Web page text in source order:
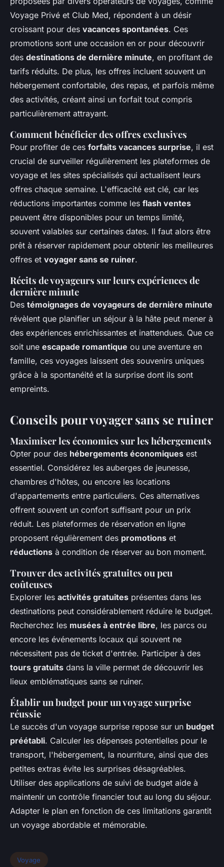
Voyage Privé et Club Med, répondent à un désir
croissant pour des vacances spontanées. Ces
promotions sont une occasion en or pour découvrir
des destinations de dernière minute, en profitant de
tarifs réduits. De plus, les offres incluent souvent un
hébergement confortable, des repas, et parfois même
des activités, créant ainsi un forfait tout compris
particulièrement attrayant.
Comment bénéficier des offres exclusives
Pour profiter de ces forfaits vacances surprise, il est
crucial de surveiller régulièrement les plateformes de
voyage et les sites spécialisés qui actualisent leurs
offres chaque semaine. L'efficacité est clé, car les
réductions importantes comme les flash ventes
peuvent être disponibles pour un temps limité,
souvent valables sur certaines dates. Il faut alors être
prêt à réserver rapidement pour obtenir les meilleures
offres et voyager sans se ruiner.
Récits de voyageurs sur leurs expériences de
dernière minute
Des témoignages de voyageurs de dernière minute
révèlent que planifier un séjour à la hâte peut mener à
des expériences enrichissantes et inattendues. Que ce
soit une escapade romantique ou une aventure en
famille, ces voyages laissent des souvenirs uniques
grâce à la spontanéité et la surprise dont ils sont
empreints.
Conseils pour voyager sans se ruiner
Maximiser les économies sur les hébergements
Opter pour des hébergements économiques est
essentiel. Considérez les auberges de jeunesse,
chambres d'hôtes, ou encore les locations
d'appartements entre particuliers. Ces alternatives
offrent souvent un confort suffisant pour un prix
réduit. Les plateformes de réservation en ligne
proposent régulièrement des promotions et
réductions à condition de réserver au bon moment.
Trouver des activités gratuites ou peu
coûteuses
Explorer les activités gratuites présentes dans les
destinations peut considérablement réduire le budget.
Recherchez les musées à entrée libre, les parcs ou
encore les événements locaux qui souvent ne
nécessitent pas de ticket d'entrée. Participer à des
tours gratuits dans la ville permet de découvrir les
lieux emblématiques sans se ruiner.
Établir un budget pour un voyage surprise
réussie
Le succès d'un voyage surprise repose sur un budget
préétabli. Calculer les dépenses potentielles pour le
transport, l'hébergement, la nourriture, ainsi que des
petites extras évite les surprises désagréables.
Utiliser des applications de suivi de budget aide à
maintenir un contrôle financier tout au long du séjour.
Adapter le plan en fonction de ces limitations garantit
un voyage abordable et mémorable.
Voyage